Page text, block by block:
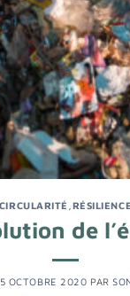
CIRCULARITÉ RÉSILIENCE
de
OCTOBRE 2020 PAR